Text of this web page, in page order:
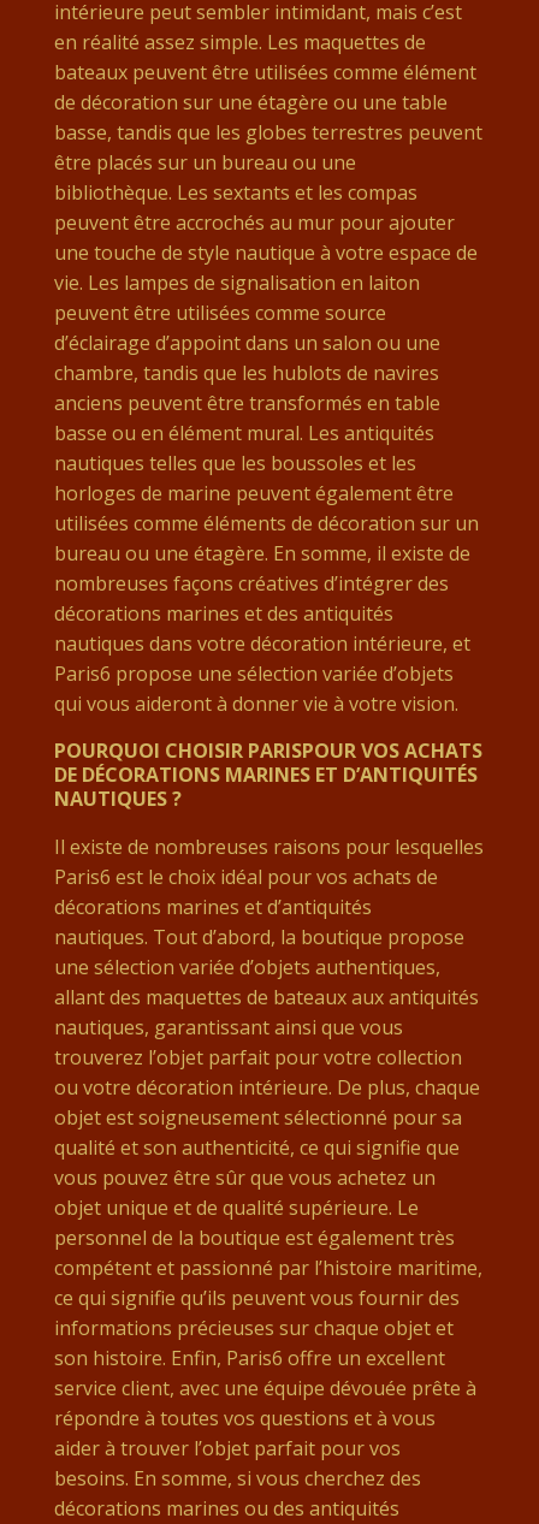
intérieure peut sembler intimidant, mais c’est
en réalité assez simple. Les maquettes de
bateaux peuvent être utilisées comme élément
de décoration sur une étagère ou une table
basse, tandis que les globes terrestres peuvent
être placés sur un bureau ou une
bibliothèque. Les sextants et les compas
peuvent être accrochés au mur pour ajouter
une touche de style nautique à votre espace de
vie. Les lampes de signalisation en laiton
peuvent être utilisées comme source
d’éclairage d’appoint dans un salon ou une
chambre, tandis que les hublots de navires
anciens peuvent être transformés en table
basse ou en élément mural. Les antiquités
nautiques telles que les boussoles et les
horloges de marine peuvent également être
utilisées comme éléments de décoration sur un
bureau ou une étagère. En somme, il existe de
nombreuses façons créatives d’intégrer des
décorations marines et des antiquités
nautiques dans votre décoration intérieure, et
Paris6 propose une sélection variée d’objets
qui vous aideront à donner vie à votre vision.
POURQUOI CHOISIR PARISPOUR VOS ACHATS
DE DÉCORATIONS MARINES ET D’ANTIQUITÉS
NAUTIQUES ?
Il existe de nombreuses raisons pour lesquelles
Paris6 est le choix idéal pour vos achats de
décorations marines et d’antiquités
nautiques. Tout d’abord, la boutique propose
une sélection variée d’objets authentiques,
allant des maquettes de bateaux aux antiquités
nautiques, garantissant ainsi que vous
trouverez l’objet parfait pour votre collection
ou votre décoration intérieure. De plus, chaque
objet est soigneusement sélectionné pour sa
qualité et son authenticité, ce qui signifie que
vous pouvez être sûr que vous achetez un
objet unique et de qualité supérieure. Le
personnel de la boutique est également très
compétent et passionné par l’histoire maritime,
ce qui signifie qu’ils peuvent vous fournir des
informations précieuses sur chaque objet et
son histoire. Enfin, Paris6 offre un excellent
service client, avec une équipe dévouée prête à
répondre à toutes vos questions et à vous
aider à trouver l’objet parfait pour vos
besoins. En somme, si vous cherchez des
décorations marines ou des antiquités